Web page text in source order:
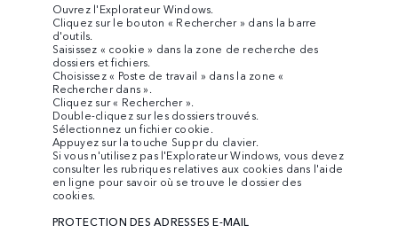
Ouvrez l'Explorateur Windows.
Cliquez sur le bouton « Rechercher » dans la barre
d'outils.
Saisissez « cookie » dans la zone de recherche des
dossiers et fichiers.
Choisissez « Poste de travail » dans la zone «
Rechercher dans ».
Cliquez sur « Rechercher ».
Double-cliquez sur les dossiers trouvés.
Sélectionnez un fichier cookie.
Appuyez sur la touche Suppr du clavier.
Si vous n'utilisez pas l'Explorateur Windows, vous devez
consulter les rubriques relatives aux cookies dans l'aide
en ligne pour savoir où se trouve le dossier des
cookies.
PROTECTION DES ADRESSES E-MAIL